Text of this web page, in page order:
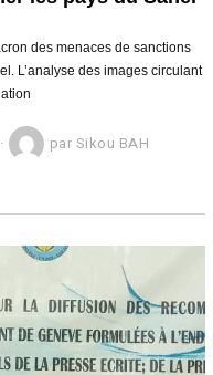
des menaces de sanctions
L’analyse des images circulant
par Sikou BAH